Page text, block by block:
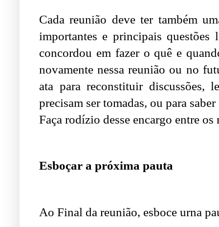
Cada reunião deve ter também
importantes e principais questões
concordou em fazer o quê e
novamente nessa reunião ou no
ata para reconstituir discussões,
precisam ser tomadas, ou para
Faça rodízio desse encargo entre os
Esboçar a próxima pauta
Ao Final da reunião, esboce urna